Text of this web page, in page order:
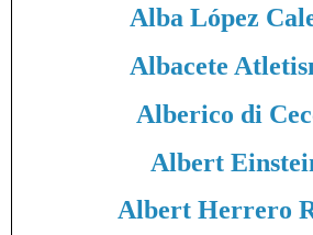
Alba López
Albacete
Alberico di
Albert
Albert Herrero